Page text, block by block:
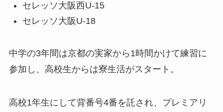
セレッソ大阪西U-15
セレッソ大阪U-18
中学の3年間は京都の実家から1時間かけて練習に
参加し、高校生からは寮生活がスタート。
高校1年生にして背番号4番を託され、プレミアリ